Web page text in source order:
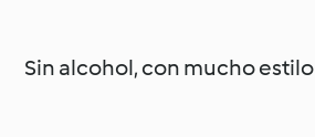
Sin alcohol, con mucho estilo